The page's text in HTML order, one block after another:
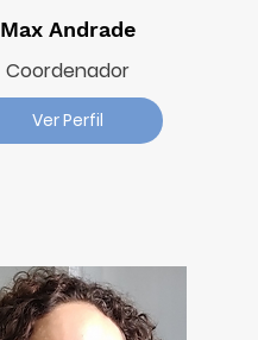
Max Andrade
Coordenador
Ver Perfil